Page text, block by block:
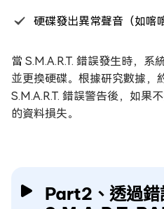
硬碟發出異常聲音（如喀
當 S.M.A.R.T. 錯誤發生時，
並更換硬碟。根據研究數據，
S.M.A.R.T. 錯誤警告後，如果
的資料損失。
Part2、透過錯